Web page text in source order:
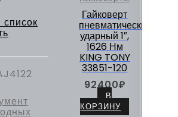
Гайковерт
пневматический
ударный 1″,
1626 Нм
KING TONY
33851-120
92400₽
В
КОРЗИНУ